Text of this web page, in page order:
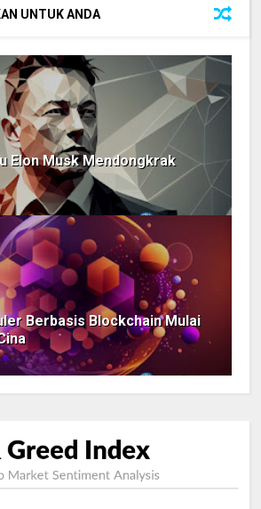
UNTUK ANDA
Elon Musk Mendongkrak
Berbasis Blockchain Mulai